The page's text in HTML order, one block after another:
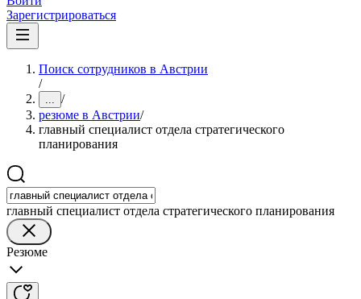
Зарегистрироваться
Поиск сотрудников в Австрии
/
... /
резюме в Австрии/
главный специалист отдела стратегического
планирования
главный специалист отдела стратегического планирования
Резюме